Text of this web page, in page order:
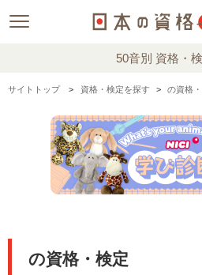
50音別 資格・
サイトトップ 資格・検定を探す の資格
の資格・検定